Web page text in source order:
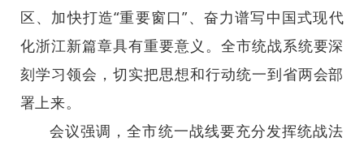
区、加快打造“重要窗口”、奋力谱写中国式现代
化浙江新篇章具有重要意义。全市统战系统要深
刻学习领会，切实把思想和行动统一到省两会部
署上来。
会议强调，全市统一战线要充分发挥统战法